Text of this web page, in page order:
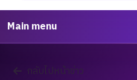
Main menu
กลับไปหน้าข่าว